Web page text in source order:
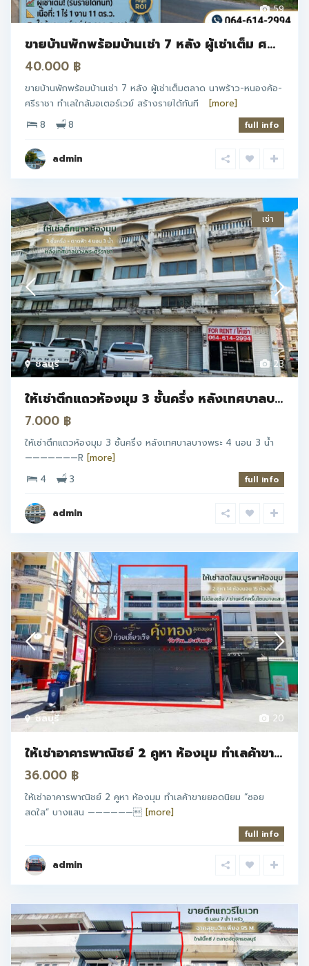
59
ขายบ้านพักพร้อมบ้านเช่า 7 หลัง ผู้เช่าเต็ม ศ...
40.000 ฿
ขายบ้านพักพร้อมบ้านเช่า 7 หลัง ผู้เช่าเต็มตลาด นาพร้าว-หนองค้อ-
ศรีราชา ทำเลใกล้มอเตอร์เวย์ สร้างรายได้ทันที [more]
8
8 full info
admin
23
ชลบุรี
เช่า
ให้เช่าตึกแถวห้องมุม 3 ชั้นครึ่ง หลังเทศบาลบ...
7.000 ฿
ให้เช่าตึกแถวห้องมุม 3 ชั้นครึ่ง หลังเทศบาลบางพระ 4 นอน 3 น้ำ
———————R [more]
4
3 full info
admin
20
ชลบุรี
ให้เช่าอาคารพาณิชย์ 2 คูหา ห้องมุม ทำเลค้าขา...
36.000 ฿
ให้เช่าอาคารพาณิชย์ 2 คูหา ห้องมุม ทำเลค้าขายยอดนิยม “ซอย
สดใส” บางแสน —————— [more]
full info
admin